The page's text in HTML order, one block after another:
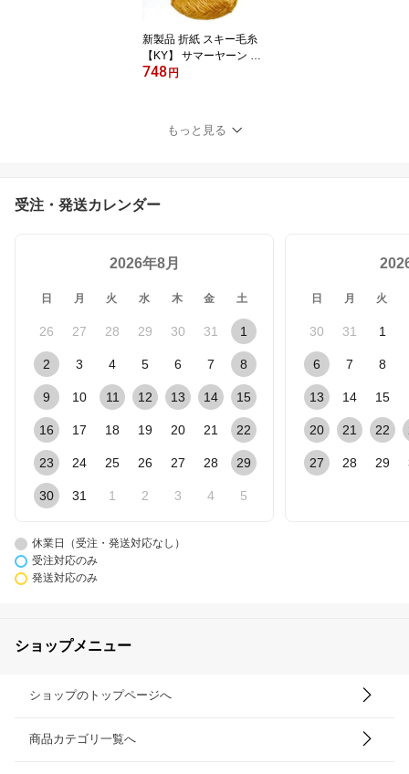
新製品 折紙 スキー毛糸
【KY】 サマーヤーン 毛
糸 編み物
748 円
もっと見る
受注・発送カレンダー
2026年8月
日 月 火 水 木 金 土
26 27 28 29 30 31 1
2 3 4 5 6 7 8
9 10 11 12 13 14 15
16 17 18 19 20 21 22
23 24 25 26 27 28 29
30 31 1 2 3 4 5
日 月 火
30 31 1
6 7 8
13 14 15
20 21 22
27 28 29
休業日（受注・発送対応なし）
受注対応のみ
発送対応のみ
ショップメニュー
ショップのトップページへ
商品カテゴリ一覧へ